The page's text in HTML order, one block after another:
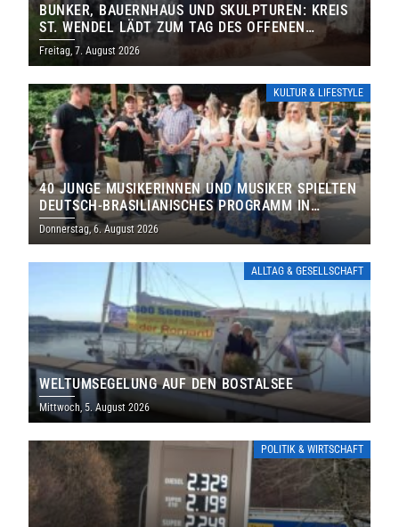
BUNKER, BAUERNHAUS UND SKULPTUREN: KREIS
ST. WENDEL LÄDT ZUM TAG DES OFFENEN
DENKMALS EIN
Freitag, 7. August 2026
KULTUR & LIFESTYLE
40 JUNGE MUSIKERINNEN UND MUSIKER SPIELTEN
DEUTSCH-BRASILIANISCHES PROGRAMM IN
THOLEY
Donnerstag, 6. August 2026
ALLTAG & GESELLSCHAFT
WELTUMSEGELUNG AUF DEN BOSTALSEE
Mittwoch, 5. August 2026
POLITIK & WIRTSCHAFT